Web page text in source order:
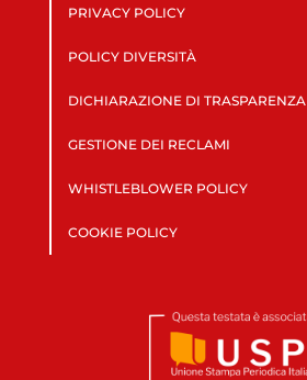
PRIVACY POLICY
POLICY DIVERSITÀ
DICHIARAZIONE DI TRASPARENZA
GESTIONE DEI RECLAMI
WHISTLEBLOWER POLICY
COOKIE POLICY